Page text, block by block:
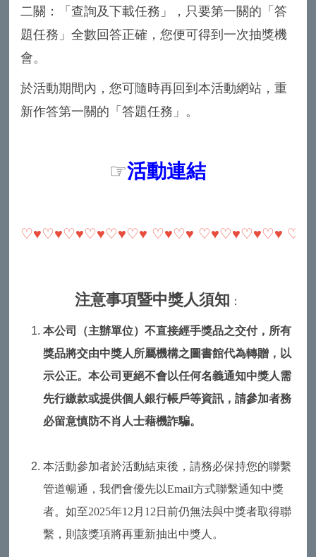
二關：「查詢及下載任務」，只要第一關的「答
題任務」全數回答正確，您便可得到一次抽獎機
會。
於活動期間內，您可隨時再回到本活動網站，重
新作答第一關的「答題任務」。
☞活動連結
♡♥♡♥♡♥♡♥♡♥♡♥ ♡♥♡♥ ♡♥♡♥♡♥♡♥
注意事項暨中獎人須知 ：
本公司（主辦單位）不直接經手獎品之交付，所有
獎品將交由中獎人所屬機構之圖書館代為轉贈，以
示公正。本公司更絕不會以任何名義通知中獎人需
先行繳款或提供個人銀行帳戶等資訊，請參加者務
必留意慎防不肖人士藉機詐騙。
本活動參加者於活動結束後，請務必保持您的聯繫
管道暢通，我們會優先以Email方式聯繫通知中獎
者。如至2025年12月12日前仍無法與中獎者取得聯
繫，則該獎項將再重新抽出中獎人。